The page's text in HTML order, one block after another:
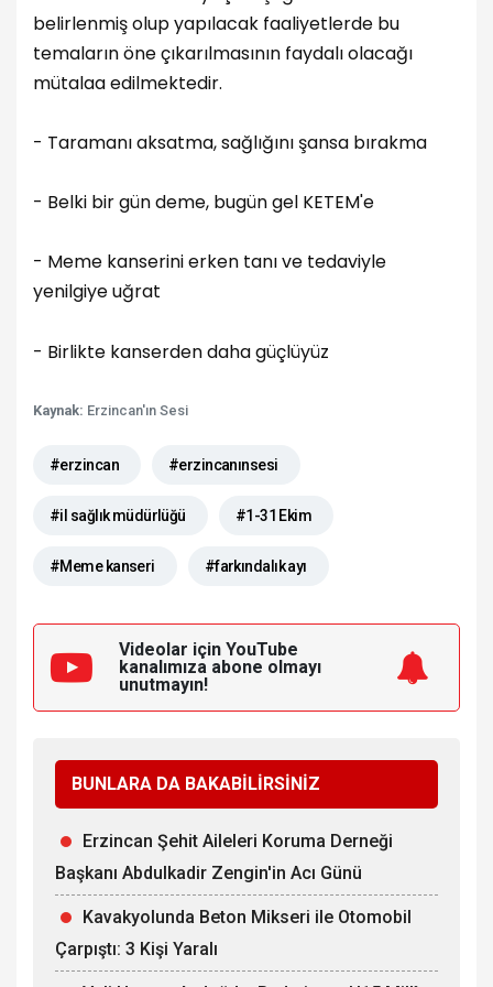
belirlenmiş olup yapılacak faaliyetlerde bu
temaların öne çıkarılmasının faydalı olacağı
mütalaa edilmektedir.
- Taramanı aksatma, sağlığını şansa bırakma
- Belki bir gün deme, bugün gel KETEM'e
- Meme kanserini erken tanı ve tedaviyle
yenilgiye uğrat
- Birlikte kanserden daha güçlüyüz
Kaynak: Erzincan'ın Sesi
#erzincan #erzincanınsesi
#il sağlık müdürlüğü #1-31 Ekim
#Meme kanseri #farkındalık ayı
Videolar için YouTube
kanalımıza abone olmayı
unutmayın!
BUNLARA DA BAKABİLİRSİNİZ
Erzincan Şehit Aileleri Koruma Derneği
Başkanı Abdulkadir Zengin'in Acı Günü
Kavakyolunda Beton Mikseri ile Otomobil
Çarpıştı: 3 Kişi Yaralı